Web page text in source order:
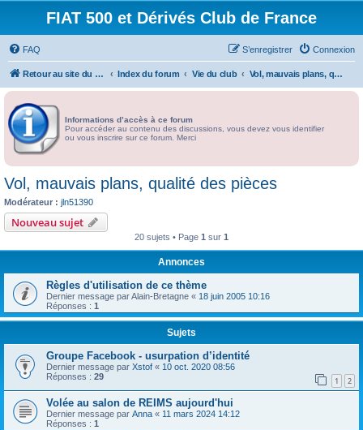
FIAT 500 et Dérivés Club de France
FAQ Connexion
S’enregistrer
Retour au site du Club Index du forum Vie du club Vol, mauvais plans, qualité des pièces
Informations d’accès à ce forum
Pour accéder au contenu des discussions, vous devez vous identifier
ou vous inscrire sur ce forum. Merci
Vol, mauvais plans, qualité des pièces
Modérateur : jln51390
Nouveau sujet
20 sujets • Page 1 sur 1
Annonces
Règles d'utilisation de ce thème
Dernier message parAlain-Bretagne « 18 juin 2005 10:16
Réponses : 1
Sujets
Groupe Facebook - usurpation d’identité
Dernier message par Xstof « 10 oct. 2020 08:56
Réponses : 29 1 2
Volée au salon de REIMS aujourd'hui
Dernier message par Anna « 11 mars 2024 14:12
Réponses : 1